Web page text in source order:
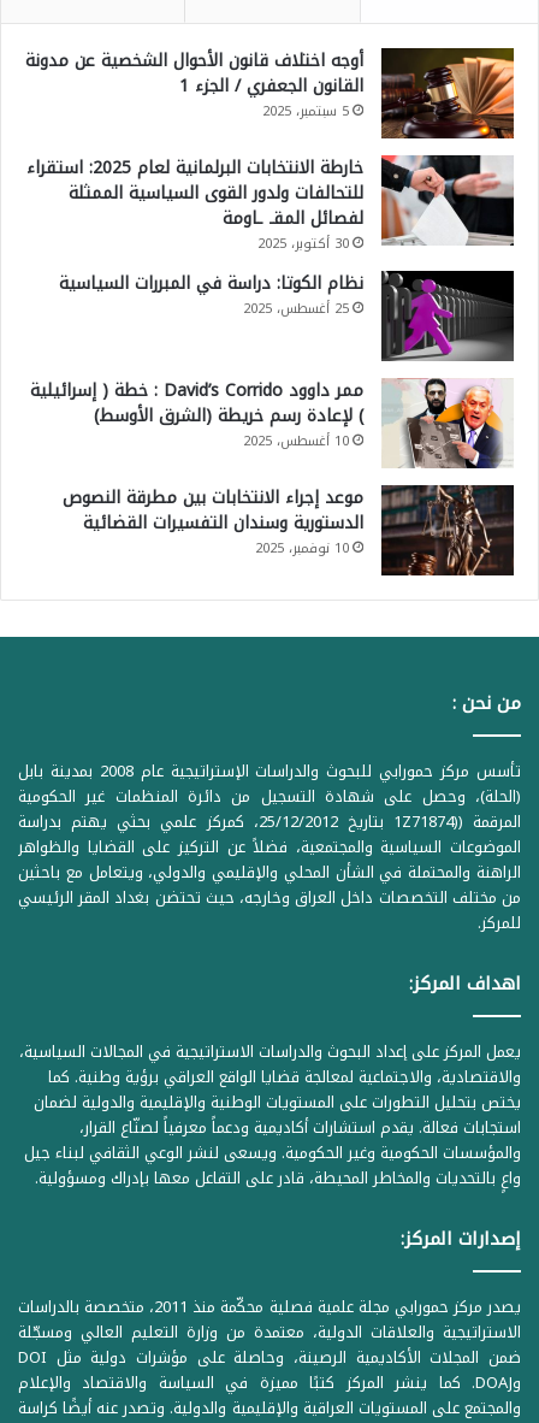
أوجه اختلاف قانون الأحوال الشخصية عن مدونة
القانون الجعفري / الجزء 1
5 سبتمبر، 2025
خارطة الانتخابات البرلمانية لعام 2025: استقراء
للتحالفات ولدور القوى السياسية الممثلة
لفصائل المقـ ـاومة
30 أكتوبر، 2025
نظام الكوتا: دراسة في المبررات السياسية
25 أغسطس، 2025
ممر داوود David’s Corrido : خطة ( إسرائيلية
) لإعادة رسم خريطة (الشرق الأوسط)
10 أغسطس، 2025
موعد إجراء الانتخابات بين مطرقة النصوص
الدستورية وسندان التفسيرات القضائية
10 نوفمبر، 2025
من نحن :
تأسس مركز حمورابي للبحوث والدراسات الإستراتيجية عام 2008 بمدينة بابل
(الحلة)، وحصل على شهادة التسجيل من دائرة المنظمات غير الحكومية
المرقمة ((1Z71874 بتاريخ 25/12/2012، كمركز علمي بحثي يهتم بدراسة
الموضوعات السياسية والمجتمعية، فضلاً عن التركيز على القضايا والظواهر
الراهنة والمحتملة في الشأن المحلي والإقليمي والدولي، ويتعامل مع باحثين
من مختلف التخصصات داخل العراق وخارجه، حيث تحتضن بغداد المقر الرئيسي
للمركز.
اهداف المركز:
يعمل المركز على إعداد البحوث والدراسات الاستراتيجية في المجالات السياسية،
والاقتصادية، والاجتماعية لمعالجة قضايا الواقع العراقي برؤية وطنية. كما
يختص بتحليل التطورات على المستويات الوطنية والإقليمية والدولية لضمان
استجابات فعالة. يقدم استشارات أكاديمية ودعماً معرفياً لصنّاع القرار،
والمؤسسات الحكومية وغير الحكومية. ويسعى لنشر الوعي الثقافي لبناء جيل
واعٍ بالتحديات والمخاطر المحيطة، قادر على التفاعل معها بإدراك ومسؤولية.
إصدارات المركز:
يصدر مركز حمورابي مجلة علمية فصلية محكّمة منذ 2011، متخصصة بالدراسات
الاستراتيجية والعلاقات الدولية، معتمدة من وزارة التعليم العالي ومسجّلة
ضمن المجلات الأكاديمية الرصينة، وحاصلة على مؤشرات دولية مثل DOI
وDOAJ. كما ينشر المركز كتبًا مميزة في السياسة والاقتصاد والإعلام
والمجتمع على المستويات العراقية والإقليمية والدولية. وتصدر عنه أيضًا كراسة